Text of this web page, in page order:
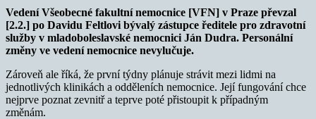
Vedení Všeobecné fakultní nemocnice [VFN] v Praze převzal
[2.2.] po Davidu Feltlovi bývalý zástupce ředitele pro zdravotní
služby v mladoboleslavské nemocnici Ján Dudra. Personální
změny ve vedení nemocnice nevylučuje.
Zároveň ale říká, že první týdny plánuje strávit mezi lidmi na
jednotlivých klinikách a odděleních nemocnice. Její fungování chce
nejprve poznat zevnitř a teprve poté přistoupit k případným
změnám.